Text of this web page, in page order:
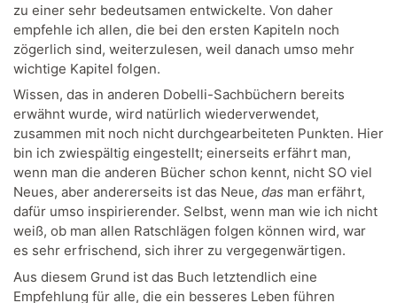
zu einer sehr bedeutsamen entwickelte. Von daher
empfehle ich allen, die bei den ersten Kapiteln noch
zögerlich sind, weiterzulesen, weil danach umso mehr
wichtige Kapitel folgen.
Wissen, das in anderen Dobelli-Sachbüchern bereits
erwähnt wurde, wird natürlich wiederverwendet,
zusammen mit noch nicht durchgearbeiteten Punkten. Hier
bin ich zwiespältig eingestellt; einerseits erfährt man,
wenn man die anderen Bücher schon kennt, nicht SO viel
Neues, aber andererseits ist das Neue, das man erfährt,
dafür umso inspirierender. Selbst, wenn man wie ich nicht
weiß, ob man allen Ratschlägen folgen können wird, war
es sehr erfrischend, sich ihrer zu vergegenwärtigen.
Aus diesem Grund ist das Buch letztendlich eine
Empfehlung für alle, die ein besseres Leben führen